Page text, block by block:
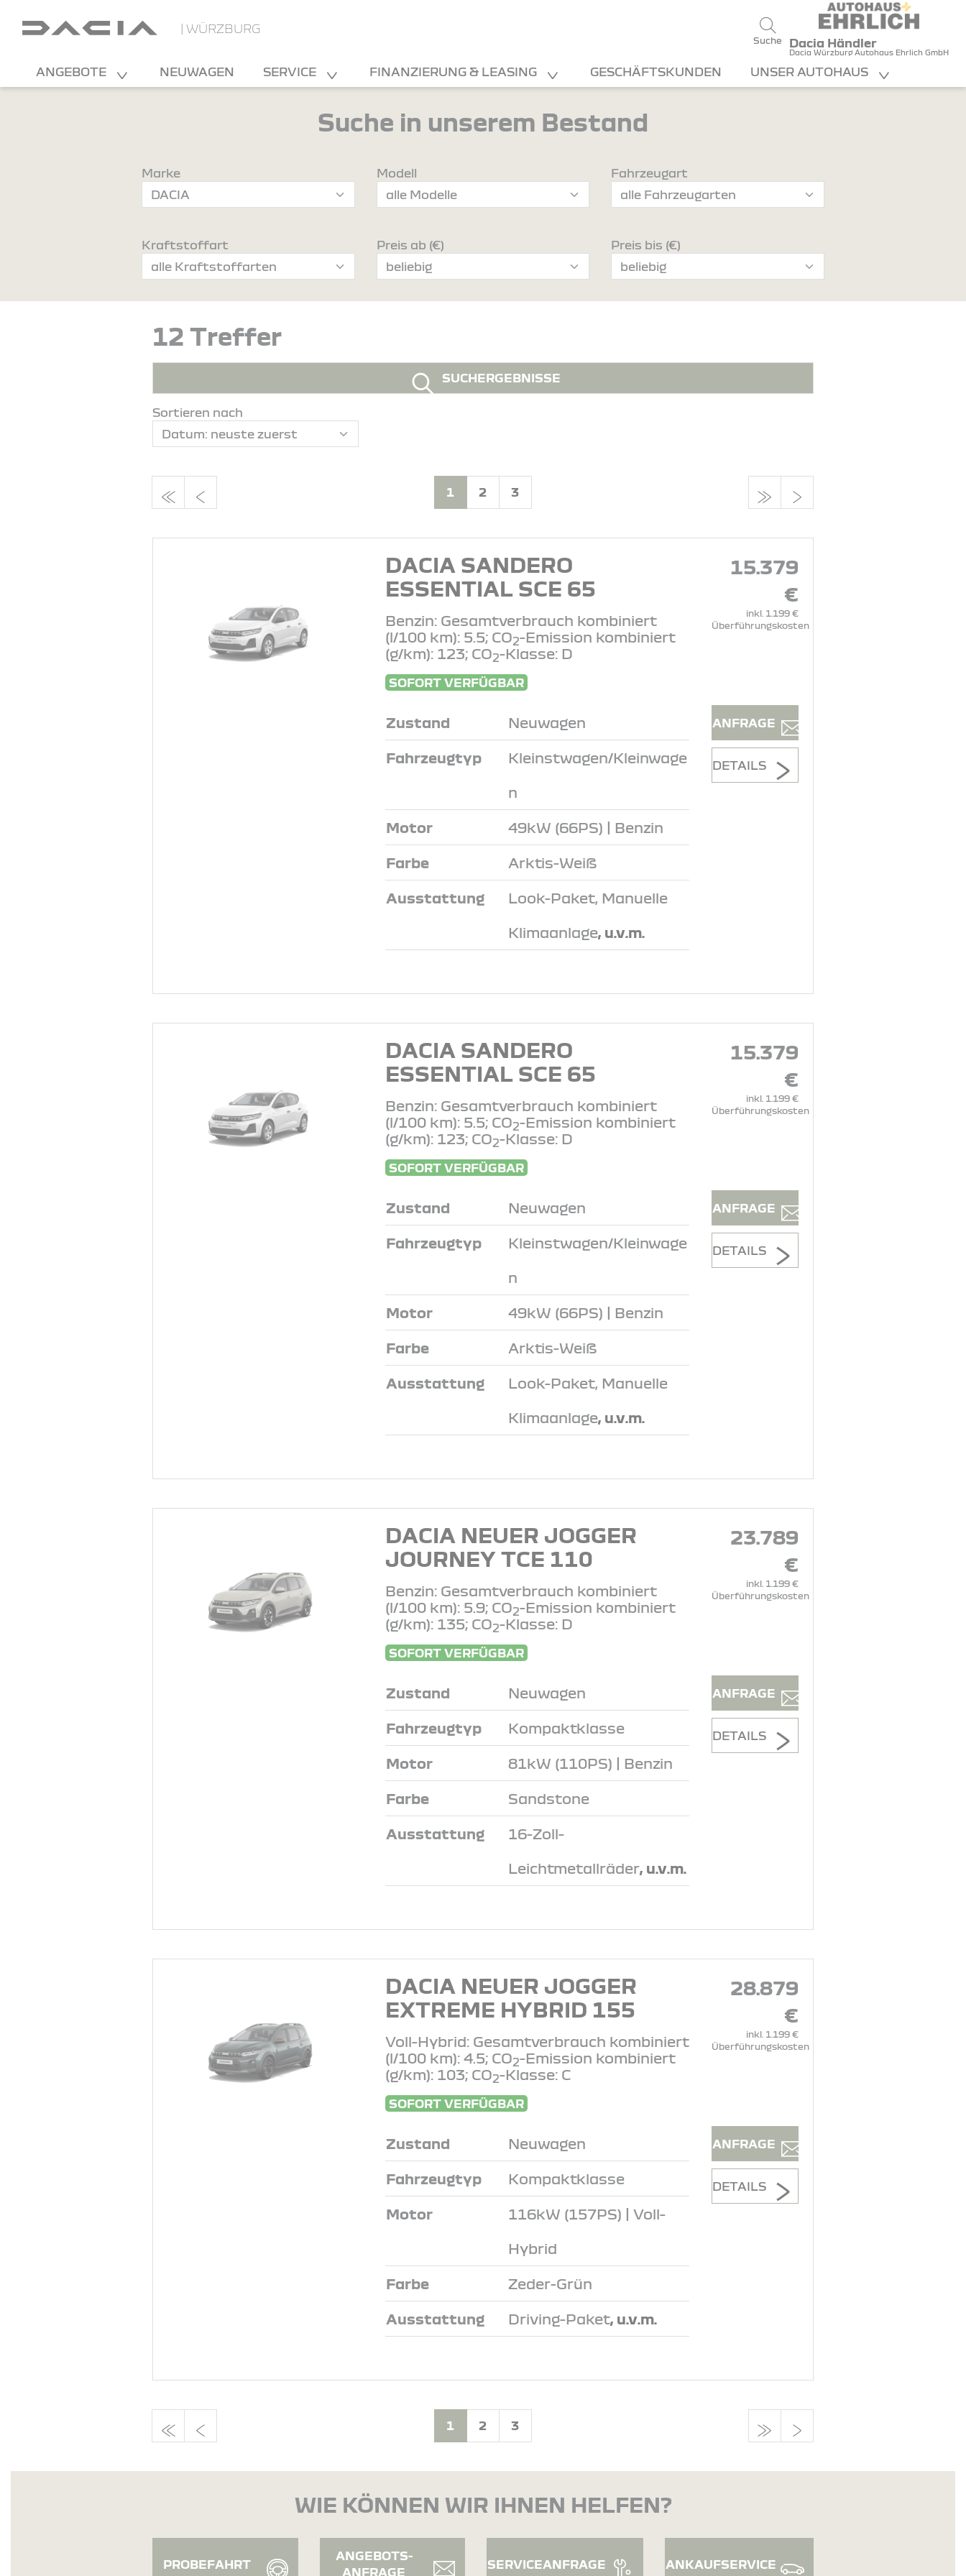
| WÜRZBURG
Suche Dacia Händler
Dacia Würzburg Autohaus Ehrlich GmbH
ANGEBOTE NEUWAGEN SERVICE FINANZIERUNG & LEASING GESCHÄFTSKUNDEN UNSER AUTOHAUS
Suche in unserem Bestand
Marke Modell Fahrzeugart
Kraftstoffart Preis ab (€) Preis bis (€)
12 Treffer
SUCHERGEBNISSE
Sortieren nach
1 2 3
DACIA SANDERO
ESSENTIAL SCE 65
Benzin: Gesamtverbrauch kombiniert
(l/100 km): 5.5; CO2-Emission kombiniert
(g/km): 123; CO2-Klasse: D
SOFORT VERFÜGBAR
15.379
€
inkl. 1.199 €
Überführungskosten
Zustand Neuwagen
Fahrzeugtyp Kleinstwagen/Kleinwage
n
Motor 49kW (66PS) | Benzin
Farbe Arktis-Weiß
Ausstattung Look-Paket, Manuelle
Klimaanlage, u.v.m.
ANFRAGE
DETAILS
DACIA SANDERO
ESSENTIAL SCE 65
Benzin: Gesamtverbrauch kombiniert
(l/100 km): 5.5; CO2-Emission kombiniert
(g/km): 123; CO2-Klasse: D
SOFORT VERFÜGBAR
15.379
€
inkl. 1.199 €
Überführungskosten
Zustand Neuwagen
Fahrzeugtyp Kleinstwagen/Kleinwage
n
Motor 49kW (66PS) | Benzin
Farbe Arktis-Weiß
Ausstattung Look-Paket, Manuelle
Klimaanlage, u.v.m.
ANFRAGE
DETAILS
DACIA NEUER JOGGER
JOURNEY TCE 110
Benzin: Gesamtverbrauch kombiniert
(l/100 km): 5.9; CO2-Emission kombiniert
(g/km): 135; CO2-Klasse: D
SOFORT VERFÜGBAR
23.789
€
inkl. 1.199 €
Überführungskosten
Zustand Neuwagen
Fahrzeugtyp Kompaktklasse
Motor 81kW (110PS) | Benzin
Farbe Sandstone
Ausstattung 16-Zoll-
Leichtmetallräder, u.v.m.
ANFRAGE
DETAILS
DACIA NEUER JOGGER
EXTREME HYBRID 155
Voll-Hybrid: Gesamtverbrauch kombiniert
(l/100 km): 4.5; CO2-Emission kombiniert
(g/km): 103; CO2-Klasse: C
SOFORT VERFÜGBAR
28.879
€
inkl. 1.199 €
Überführungskosten
Zustand Neuwagen
Fahrzeugtyp Kompaktklasse
Motor 116kW (157PS) | Voll-
Hybrid
Farbe Zeder-Grün
Ausstattung Driving-Paket, u.v.m.
ANFRAGE
DETAILS
1 2 3
WIE KÖNNEN WIR IHNEN HELFEN?
PROBEFAHRT
ANGEBOTS-
ANFRAGE
SERVICEANFRAGE ANKAUFSERVICE